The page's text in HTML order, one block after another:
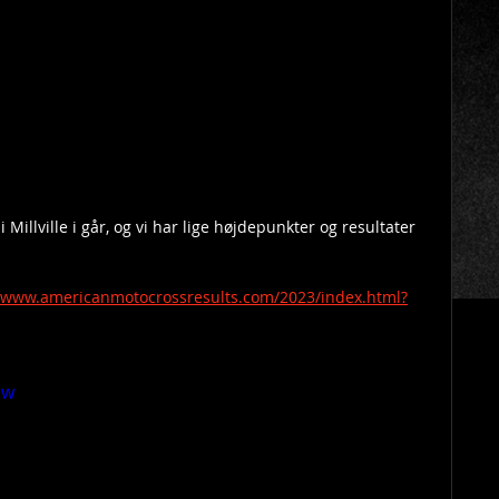
Millville i går, og vi har lige højdepunkter og resultater
2023/index.html?